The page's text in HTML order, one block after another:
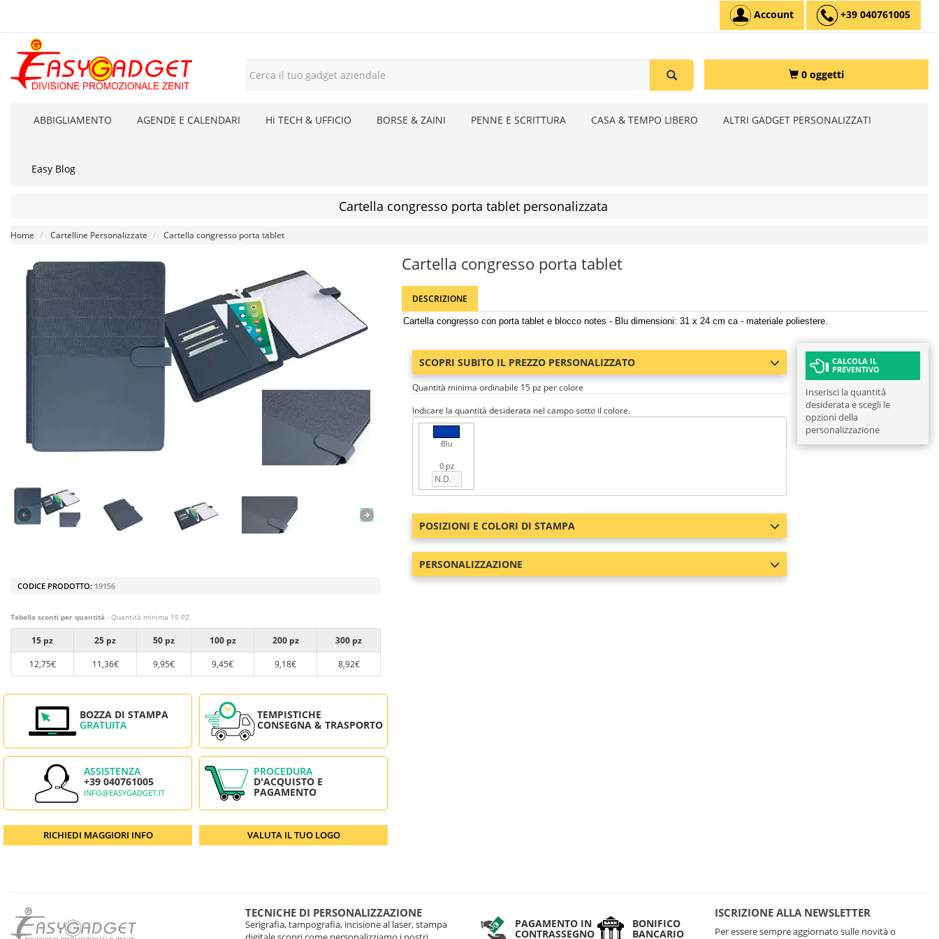
Account +39 040761005
0 oggetti
ABBIGLIAMENTO AGENDE E CALENDARI Hi TECH & UFFICIO BORSE & ZAINI PENNE E SCRITTURA CASA & TEMPO LIBERO ALTRI GADGET PERSONALIZZATI
Easy Blog
Cartella congresso porta tablet personalizzata
Home Cartelline Personalizzate Cartella congresso porta tablet
CODICE PRODOTTO: 19156
Tabella sconti per quantità - Quantità minima 15 PZ
15 pz 25 pz 50 pz 100 pz 200 pz
300 pz
12,75€
11,36€ 9,95€ 9,45€ 9,18€ 8,92€
BOZZA DI STAMPA
GRATUITA
TEMPISTICHE
CONSEGNA & TRASPORTO
ASSISTENZA
+39 040761005
INFO@EASYGADGET.IT
PROCEDURA
D'ACQUISTO E
PAGAMENTO
RICHIEDI MAGGIORI INFO VALUTA IL TUO LOGO
Cartella congresso porta tablet
DESCRIZIONE
Cartella congresso con porta tablet e blocco notes - Blu dimensioni: 31 x 24 cm ca - materiale poliestere.
SCOPRI SUBITO IL PREZZO PERSONALIZZATO
Quantità minima ordinabile 15 pz per colore
Indicare la quantità desiderata nel campo sotto il colore.
Blu
0 pz
POSIZIONI E COLORI DI STAMPA
PERSONALIZZAZIONE
CALCOLA IL
PREVENTIVO
Inserisci la quantità
desiderata e scegli le
opzioni della
personalizzazione
TECNICHE DI PERSONALIZZAZIONE
Serigrafia, tampografia, incisione al laser, stampa
PAGAMENTO IN
CONTRASSEGNO
BONIFICO
BANCARIO
ISCRIZIONE ALLA NEWSLETTER
Per essere sempre aggiornato sulle novità o